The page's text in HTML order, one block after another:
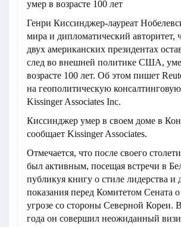
Генри Киссинджер-лауреат
мира и дипломатический авторитет,
двух американских президентах
след во внешней политике США,
возрасте 100 лет. Об этом пишет
на геополитическую
Kissinger Associates Inc.
Киссинджер умер в своем доме в
сообщает Kissinger Associates.
Отмечается, что после своего
был активным, посещая встречи в
публикуя книгу о стиле лидерства и
показания перед Комитетом Сената
угрозе со стороны Северной Кореи.
года он совершил неожиданный